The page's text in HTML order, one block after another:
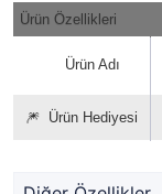
Ürün Özellikleri
Ürün Adı
🎆 Ürün Hediyesi